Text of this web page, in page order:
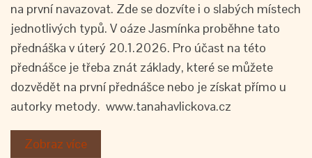
na první navazovat. Zde se dozvíte i o slabých místech
jednotlivých typů. V oáze Jasmínka proběhne tato
přednáška v úterý 20.1.2026. Pro účast na této
přednášce je třeba znát základy, které se můžete
dozvědět na první přednášce nebo je získat přímo u
autorky metody. www.tanahavlickova.cz
Zobraz více